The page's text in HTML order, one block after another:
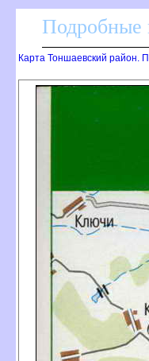
Подробные
Карта Тоншаевский район.